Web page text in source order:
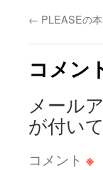
← PLEASEの
コメン
メール
が付い
コメント ※